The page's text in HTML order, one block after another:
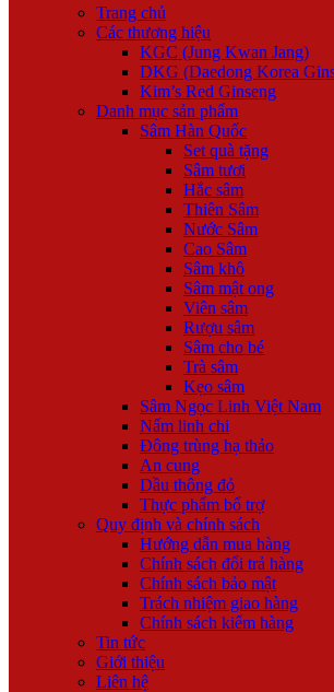
Trang chủ
Các thương hiệu
KGC (Jung Kwan Jang)
DKG (Daedong Korea
Kim’s Red Ginseng
Danh mục sản phẩm
Sâm Hàn Quốc
Set quà tặng
Sâm tươi
Hắc sâm
Thiên Sâm
Nước Sâm
Cao Sâm
Sâm khô
Sâm mật ong
Viên sâm
Rượu sâm
Sâm cho bé
Trà sâm
Kẹo sâm
Sâm Ngọc Linh Việt Nam
Nấm linh chi
Đông trùng hạ thảo
An cung
Dầu thông đỏ
Thực phẩm bổ trợ
Quy định và chính sách
Hướng dẫn mua hàng
Chính sách đổi trả hàng
Chính sách bảo mật
Trách nhiệm giao hàng
Chính sách kiểm hàng
Tin tức
Giới thiệu
Liên hệ